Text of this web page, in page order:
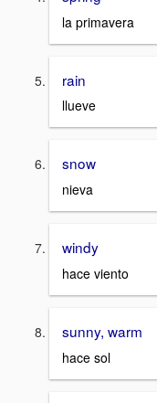
la primavera
rain
llueve
snow
nieva
windy
hace viento
sunny, warm
hace sol